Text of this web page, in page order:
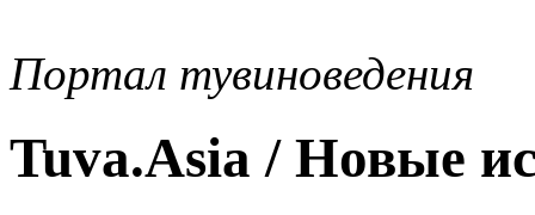
Портал тувиноведения
Tuva.Asia / Новые